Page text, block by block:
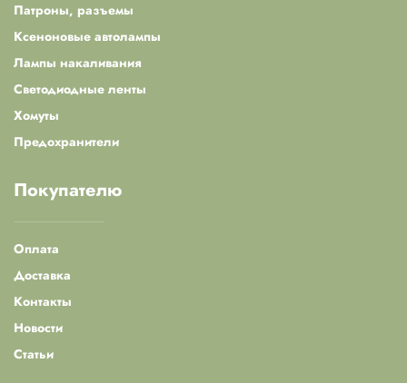
Патроны, разъемы
Ксеноновые автолампы
Лампы накаливания
Светодиодные ленты
Хомуты
Предохранители
Покупателю
Оплата
Доставка
Контакты
Новости
Статьи